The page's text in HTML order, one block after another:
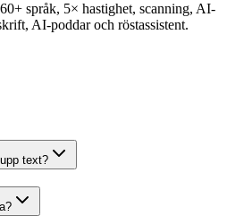
språk, 5× hastighet, scanning, AI-
AI-poddar och röstassistent.
text?